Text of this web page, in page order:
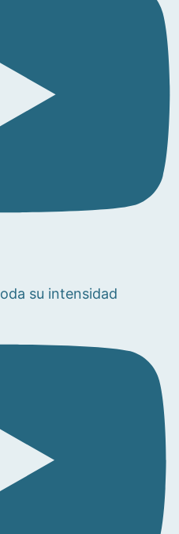
su intensidad